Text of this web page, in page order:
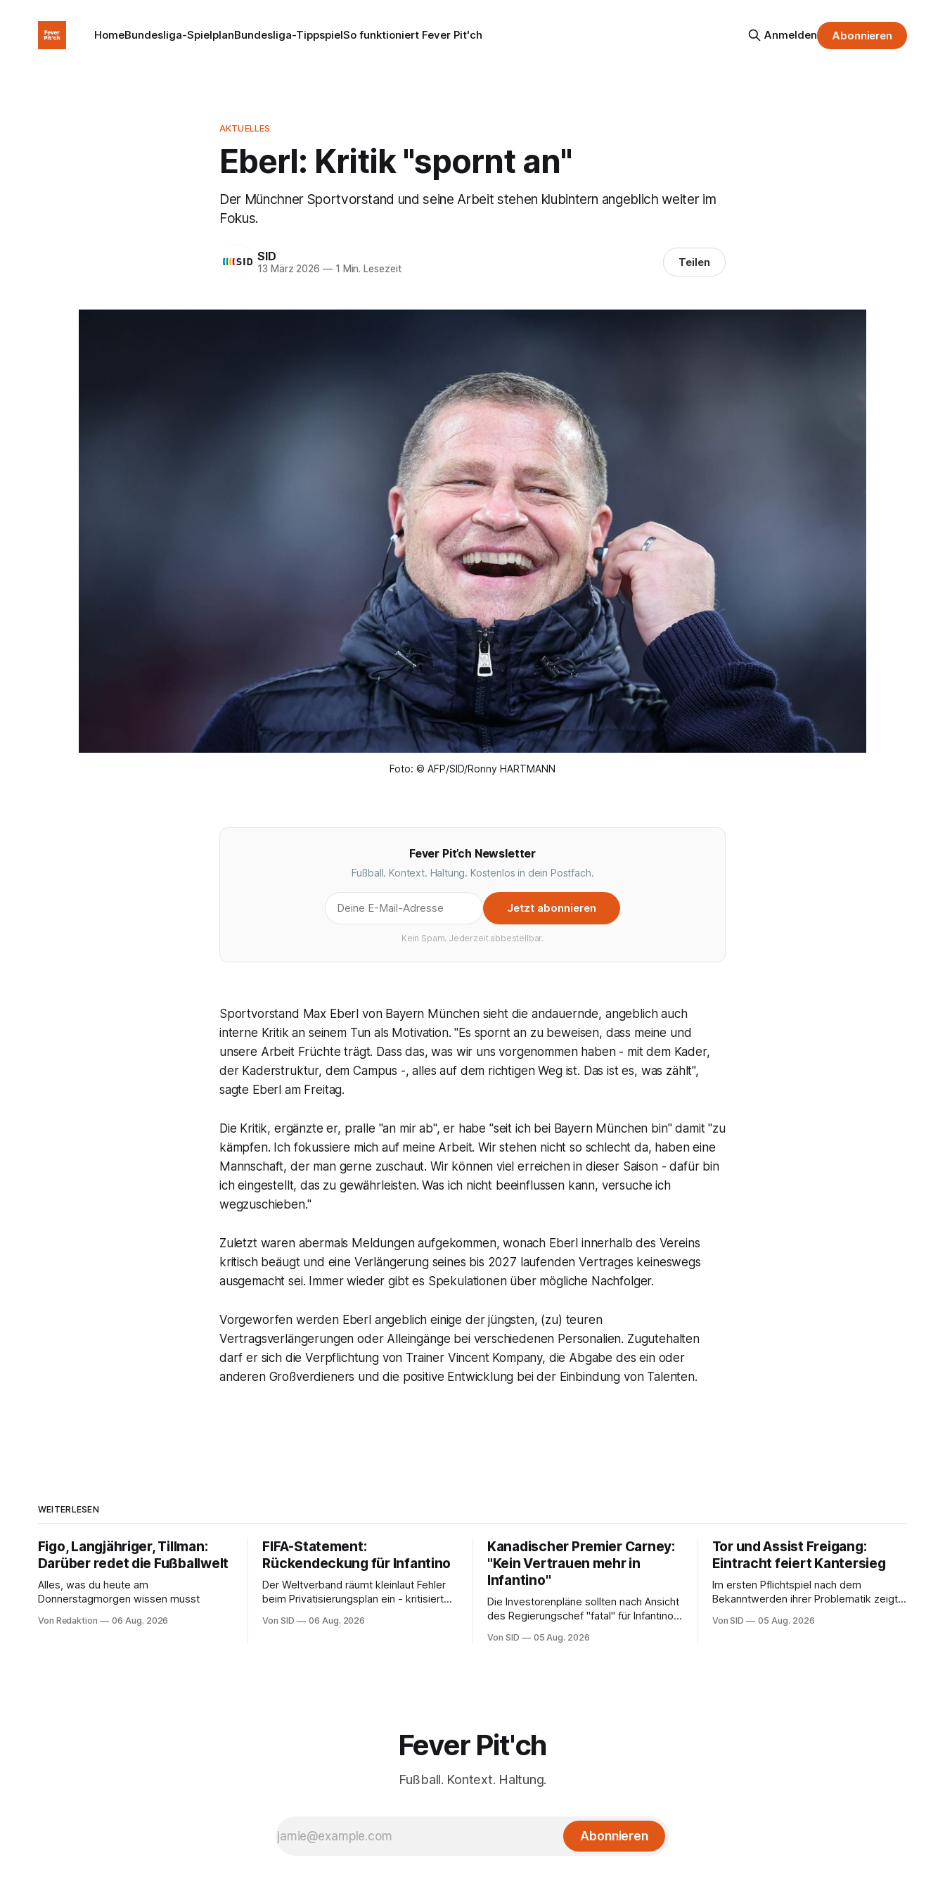
HomeBundesliga-SpielplanBundesliga-TippspielSo funktioniert Fever Pit'ch Anmelden Abonnieren
AKTUELLES
Eberl: Kritik "spornt an"
Der Münchner Sportvorstand und seine Arbeit stehen klubintern angeblich weiter im
Fokus.
SID
13 März 2026 —1 Min. Lesezeit Teilen
Foto: © AFP/SID/Ronny HARTMANN
Fever Pit’ch Newsletter
Fußball. Kontext. Haltung. Kostenlos in dein Postfach.
Jetzt abonnieren
Kein Spam. Jederzeit abbestellbar.
Sportvorstand Max Eberl von Bayern München sieht die andauernde, angeblich auch
interne Kritik an seinem Tun als Motivation. "Es spornt an zu beweisen, dass meine und
unsere Arbeit Früchte trägt. Dass das, was wir uns vorgenommen haben - mit dem Kader,
der Kaderstruktur, dem Campus -, alles auf dem richtigen Weg ist. Das ist es, was zählt",
sagte Eberl am Freitag.
Die Kritik, ergänzte er, pralle "an mir ab", er habe "seit ich bei Bayern München bin" damit "zu
kämpfen. Ich fokussiere mich auf meine Arbeit. Wir stehen nicht so schlecht da, haben eine
Mannschaft, der man gerne zuschaut. Wir können viel erreichen in dieser Saison - dafür bin
ich eingestellt, das zu gewährleisten. Was ich nicht beeinflussen kann, versuche ich
wegzuschieben."
Zuletzt waren abermals Meldungen aufgekommen, wonach Eberl innerhalb des Vereins
kritisch beäugt und eine Verlängerung seines bis 2027 laufenden Vertrages keineswegs
ausgemacht sei. Immer wieder gibt es Spekulationen über mögliche Nachfolger.
Vorgeworfen werden Eberl angeblich einige der jüngsten, (zu) teuren
Vertragsverlängerungen oder Alleingänge bei verschiedenen Personalien. Zugutehalten
darf er sich die Verpflichtung von Trainer Vincent Kompany, die Abgabe des ein oder
anderen Großverdieners und die positive Entwicklung bei der Einbindung von Talenten.
WEITERLESEN
Figo, Langjähriger, Tillman:
Darüber redet die Fußballwelt
Alles, was du heute am
Donnerstagmorgen wissen musst
Von Redaktion 06 Aug. 2026
FIFA-Statement:
Rückendeckung für Infantino
Der Weltverband räumt kleinlaut Fehler
beim Privatisierungsplan ein - kritisiert
Von SID 06 Aug. 2026
Kanadischer Premier Carney:
"Kein Vertrauen mehr in
Infantino"
Die Investorenpläne sollten nach Ansicht
des Regierungschef "fatal" für Infantinos
Von SID 05 Aug. 2026
Tor und Assist Freigang:
Eintracht feiert Kantersieg
Im ersten Pflichtspiel nach dem
Bekanntwerden ihrer Problematik zeigt
Sieg eine starke Leistung.
Von SID 05 Aug. 2026
Fever Pit'ch
Fußball. Kontext. Haltung.
Abonnieren